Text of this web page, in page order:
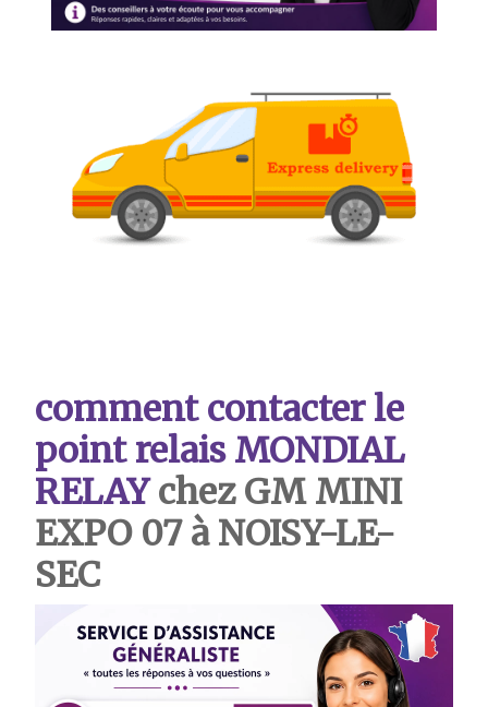
comment contacter le
point relais MONDIAL
RELAYchez GM MINI
EXPO 07 à NOISY-LE-
SEC